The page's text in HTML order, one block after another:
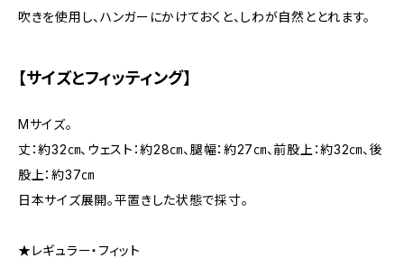
吹きを使用し、ハンガーにかけておくと、しわが自然ととれます。
【サイズとフィッティング】
Mサイズ。
丈：約32㎝、ウェスト：約28㎝、腿幅：約27㎝、前股上：約32㎝、後
股上：約37㎝
日本サイズ展開。平置きした状態で採寸。
★レギュラー・フィット